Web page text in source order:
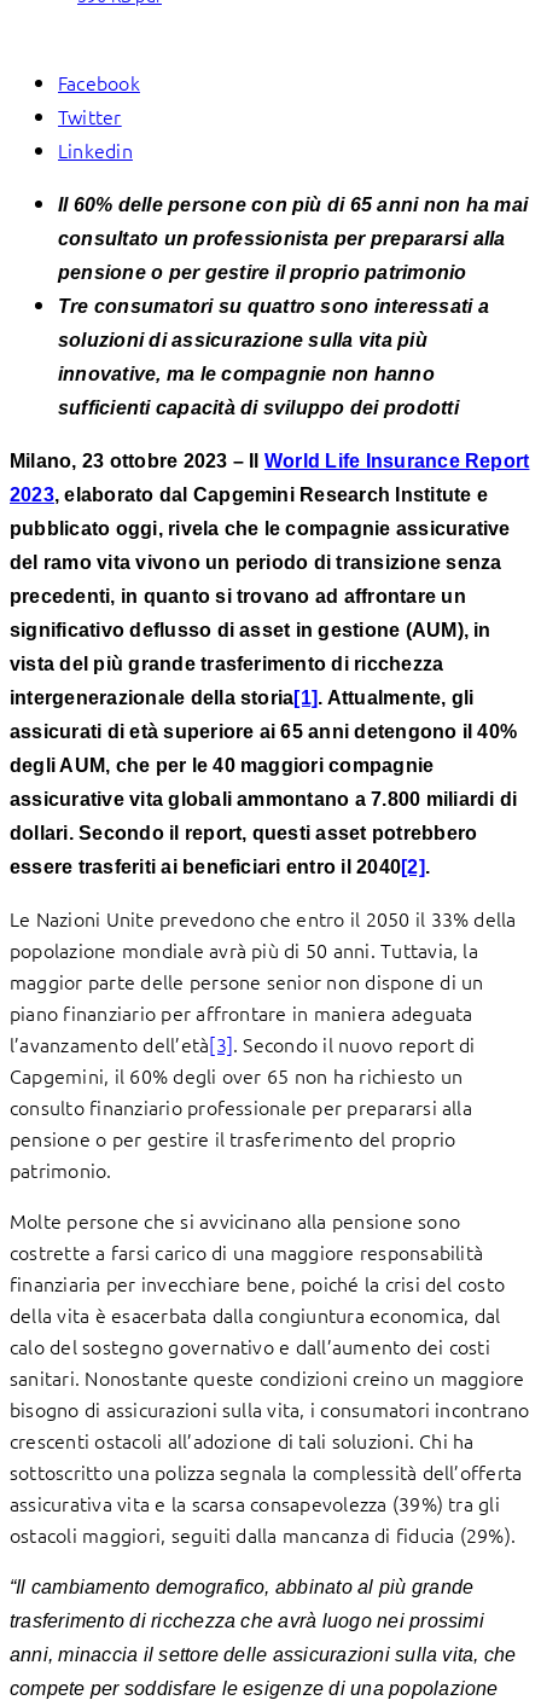
Facebook
Twitter
Linkedin
Il 60% delle persone con più di 65 anni non ha mai
consultato un professionista per prepararsi alla
pensione o per gestire il proprio patrimonio
Tre consumatori su quattro sono interessati a
soluzioni di assicurazione sulla vita più
innovative, ma le compagnie non hanno
sufficienti capacità di sviluppo dei prodotti
Milano, 23 ottobre 2023 – Il World Life Insurance Report
2023, elaborato dal Capgemini Research Institute e
pubblicato oggi, rivela che le compagnie assicurative
del ramo vita vivono un periodo di transizione senza
precedenti, in quanto si trovano ad affrontare un
significativo deflusso di asset in gestione (AUM), in
vista del più grande trasferimento di ricchezza
intergenerazionale della storia[1]. Attualmente, gli
assicurati di età superiore ai 65 anni detengono il 40%
degli AUM, che per le 40 maggiori compagnie
assicurative vita globali ammontano a 7.800 miliardi di
dollari. Secondo il report, questi asset potrebbero
essere trasferiti ai beneficiari entro il 2040[2].
Le Nazioni Unite prevedono che entro il 2050 il 33% della
popolazione mondiale avrà più di 50 anni. Tuttavia, la
maggior parte delle persone senior non dispone di un
piano finanziario per affrontare in maniera adeguata
l’avanzamento dell’età[3]. Secondo il nuovo report di
Capgemini, il 60% degli over 65 non ha richiesto un
consulto finanziario professionale per prepararsi alla
pensione o per gestire il trasferimento del proprio
patrimonio.
Molte persone che si avvicinano alla pensione sono
costrette a farsi carico di una maggiore responsabilità
finanziaria per invecchiare bene, poiché la crisi del costo
della vita è esacerbata dalla congiuntura economica, dal
calo del sostegno governativo e dall’aumento dei costi
sanitari. Nonostante queste condizioni creino un maggiore
bisogno di assicurazioni sulla vita, i consumatori incontrano
crescenti ostacoli all’adozione di tali soluzioni. Chi ha
sottoscritto una polizza segnala la complessità dell’offerta
assicurativa vita e la scarsa consapevolezza (39%) tra gli
ostacoli maggiori, seguiti dalla mancanza di fiducia (29%).
“Il cambiamento demografico, abbinato al più grande
trasferimento di ricchezza che avrà luogo nei prossimi
anni, minaccia il settore delle assicurazioni sulla vita, che
compete per soddisfare le esigenze di una popolazione